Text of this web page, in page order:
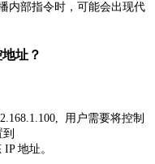
内部指令时，可能会出现代
址？
用户需要将控制
地址。